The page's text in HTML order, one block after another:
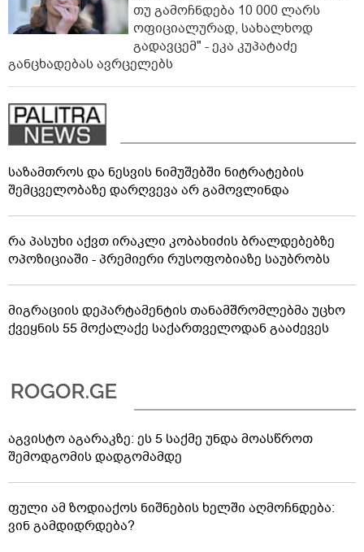
თუ გამოჩნდება 10 000 ლარს
ოფიციალურად, სახალხოდ
გადავცემ" - ეკა კუპატაძე
განცხადებას ავრცელებს
საზამთროს და ნესვის ნიმუშებში ნიტრატების
შემცველობაზე დარღვევა არ გამოვლინდა
რა პასუხი აქვთ ირაკლი კობახიძის ბრალდებებზე
ოპოზიციაში - პრემიერი რუსოფობიაზე საუბრობს
მიგრაციის დეპარტამენტის თანამშრომლებმა უცხო
ქვეყნის 55 მოქალაქე საქართველოდან გააძევეს
აგვისტო აგარაკზე: ეს 5 საქმე უნდა მოასწროთ
შემოდგომის დადგომამდე
ფული ამ ზოდიაქოს ნიშნების ხელში აღმოჩნდება:
ვინ გამდიდრდება?